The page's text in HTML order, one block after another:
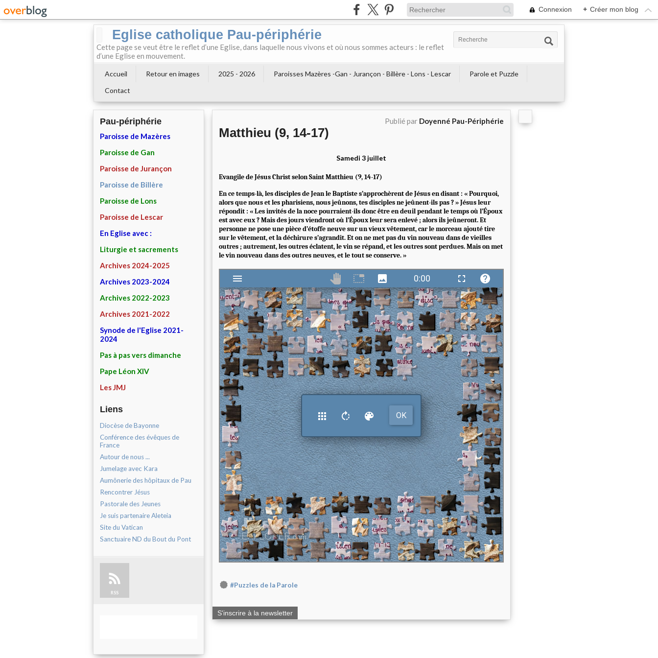
Connexion + Créer mon blog
Eglise catholique Pau-périphérie
Cette page se veut être le reflet d’une Eglise, dans laquelle nous vivons et où nous sommes acteurs : le reflet
d’une Eglise en mouvement.
Accueil Retour en images 2025 - 2026 Paroisses Mazères -Gan - Jurançon - Billère - Lons - Lescar
Parole et Puzzle
Contact
Pau-périphérie
Paroisse de Mazères
Paroisse de Gan
Paroisse de Jurançon
Paroisse de Billère
Paroisse de Lons
Paroisse de Lescar
En Eglise avec :
Liturgie et sacrements
Archives 2024-2025
Archives 2023-2024
Archives 2022-2023
Archives 2021-2022
Synode de l'Eglise 2021-
2024
Pas à pas vers dimanche
Pape Léon XIV
Les JMJ
Liens
Diocèse de Bayonne
Conférence des évêques de
France
Autour de nous ...
Jumelage avec Kara
Aumônerie des hôpitaux de Pau
Rencontrer Jésus
Pastorale des Jeunes
Je suis partenaire Aleteia
Site du Vatican
Sanctuaire ND du Bout du Pont
RSS
Publié par Doyenné Pau-Périphérie
Matthieu (9, 14-17)
Samedi 3 juillet
Evangile de Jésus Christ selon Saint Matthieu (9, 14-17)
En ce temps-là, les disciples de Jean le Baptiste s’approchèrent de Jésus en disant : « Pourquoi,
alors que nous et les pharisiens, nous jeûnons, tes disciples ne jeûnent-ils pas ? » Jésus leur
répondit : « Les invités de la noce pourraient-ils donc être en deuil pendant le temps où l’Époux
est avec eux ? Mais des jours viendront où l’Époux leur sera enlevé ; alors ils jeûneront. Et
personne ne pose une pièce d’étoffe neuve sur un vieux vêtement, car le morceau ajouté tire
sur le vêtement, et la déchirure s’agrandit. Et on ne met pas du vin nouveau dans de vieilles
outres ; autrement, les outres éclatent, le vin se répand, et les outres sont perdues. Mais on met
le vin nouveau dans des outres neuves, et le tout se conserve. »
#Puzzles de la Parole
S'inscrire à la newsletter